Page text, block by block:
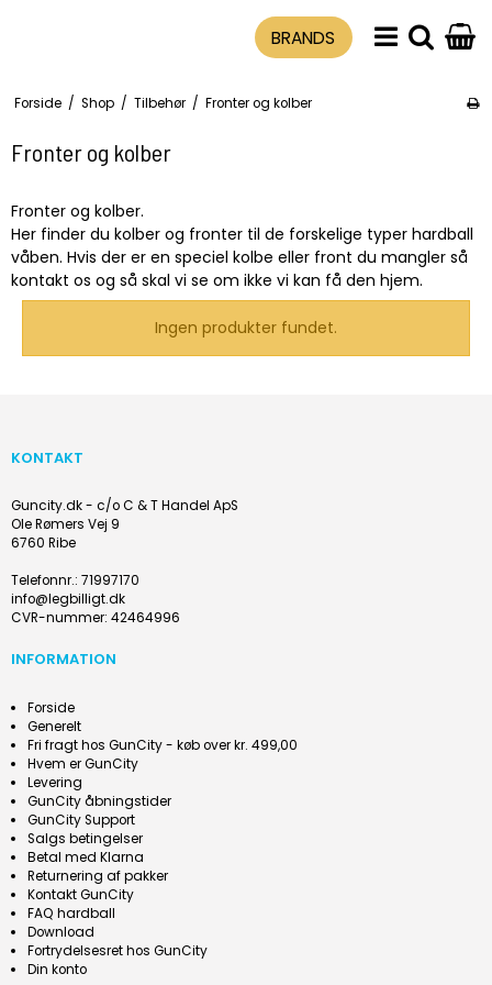
BRANDS
Forside / Shop / Tilbehør / Fronter og kolber
Fronter og kolber
Fronter og kolber.
Her finder du kolber og fronter til de forskelige typer hardball
våben. Hvis der er en speciel kolbe eller front du mangler så
kontakt os og så skal vi se om ikke vi kan få den hjem.
Ingen produkter fundet.
KONTAKT
Guncity.dk - c/o C & T Handel ApS
Ole Rømers Vej 9
6760 Ribe
Telefonnr.: 71997170
info@legbilligt.dk
CVR-nummer: 42464996
INFORMATION
Forside
Generelt
Fri fragt hos GunCity - køb over kr. 499,00
Hvem er GunCity
Levering
GunCity åbningstider
GunCity Support
Salgs betingelser
Betal med Klarna
Returnering af pakker
Kontakt GunCity
FAQ hardball
Download
Fortrydelsesret hos GunCity
Din konto